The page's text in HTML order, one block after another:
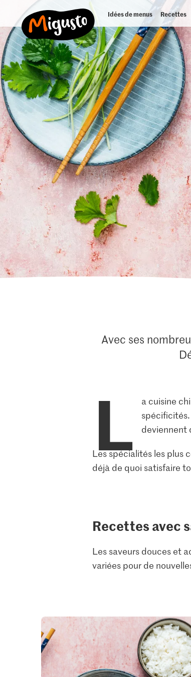
Idées de menus Recettes
Avec ses
L a cuisine
deviennent
Les spécialités les plus
déjà de quoi satisfaire
Recettes avec
Les saveurs douces et
variées pour de